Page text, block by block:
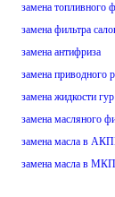
замена топливного
замена фильтра
замена антифриза
замена приводного
замена жидкости гур
замена масляного
замена масла в
замена масла в